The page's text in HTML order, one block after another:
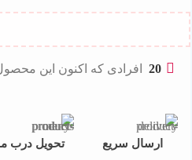
20 افرادی که اکنون این
ارسال سریع تحویل درب